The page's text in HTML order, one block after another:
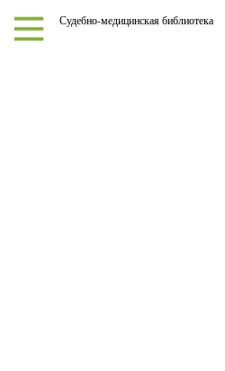
Судебно-медицинская библиотека